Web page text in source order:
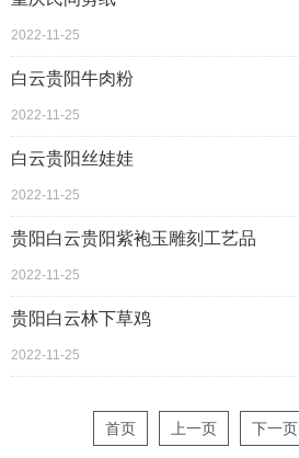
2022-11-25
白云贵阳牛肉粉
2022-11-25
白云贵阳丝娃娃
2022-11-25
贵阳白云贵阳紫袍玉雕刻工艺品
2022-11-25
贵阳白云林下草鸡
2022-11-25
首页 上一页 下一页